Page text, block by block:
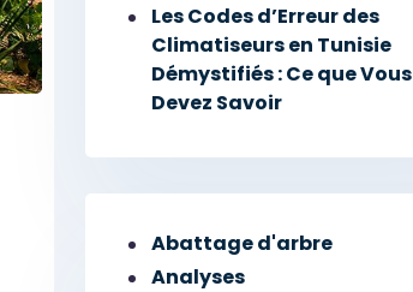
Les Codes d’Erreur des
Climatiseurs en Tunisie
Démystifiés : Ce que Vous
Devez Savoir
Abattage d'arbre
Analyses